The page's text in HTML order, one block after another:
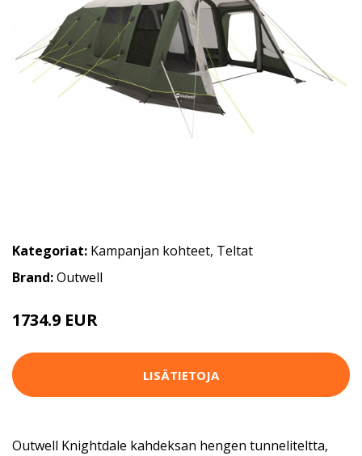
Kategoriat: Kampanjan kohteet, Teltat
Brand:Outwell
1734.9 EUR
LISÄTIETOJA
Outwell Knightdale kahdeksan hengen tunneliteltta,